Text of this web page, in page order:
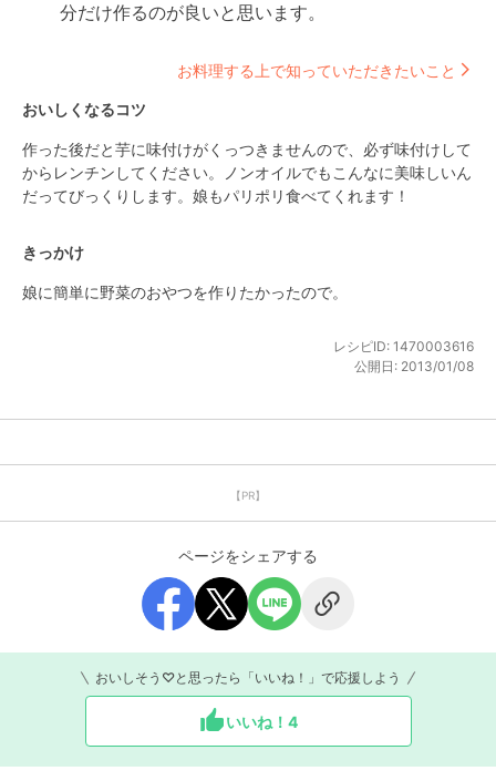
分だけ作るのが良いと思います。
お料理する上で知っていただきたいこと
おいしくなるコツ
作った後だと芋に味付けがくっつきませんので、必ず味付けして
からレンチンしてください。ノンオイルでもこんなに美味しいん
だってびっくりします。娘もパリポリ食べてくれます！
きっかけ
娘に簡単に野菜のおやつを作りたかったので。
レシピID: 1470003616
公開日: 2013/01/08
【PR】
ページをシェアする
おいしそう♡と思ったら「いいね！」で応援しよう
いいね！ 4